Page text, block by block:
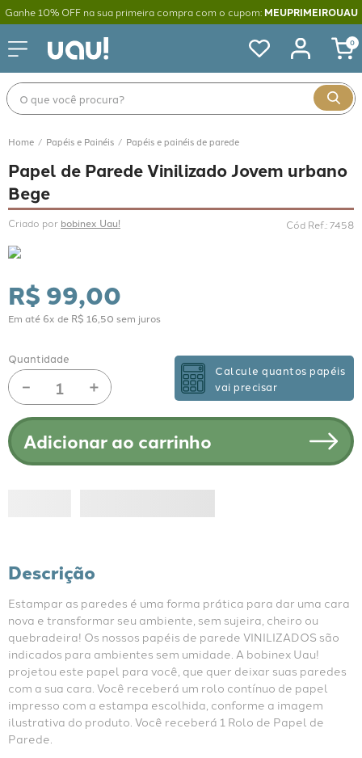
Ganhe 10% OFF na sua primeira compra com o cupom: MEUPRIMEIROUAU
0
O que você procura?
Papéis e Painéis Papéis e painéis de parede
Papel de Parede Vinilizado Jovem urbano
Bege
Criado por bobinex Uau! Cód Ref.:7458
R$ 99,00
Em até 6x de R$ 16 50 sem juros
Quantidade
＋
－
Calcule quantos papéis
vai precisar
Adicionar ao carrinho
Descrição
Estampar as paredes é uma forma prática para dar uma cara
nova e transformar seu ambiente, sem sujeira, cheiro ou
quebradeira! Os nossos papéis de parede VINILIZADOS são
indicados para ambientes sem umidade. A bobinex Uau!
projetou este papel para você, que quer deixar suas paredes
com a sua cara. Você receberá um rolo contínuo de papel
impresso com a estampa escolhida, conforme a imagem
ilustrativa do produto. Você receberá 1 Rolo de Papel de
Parede.